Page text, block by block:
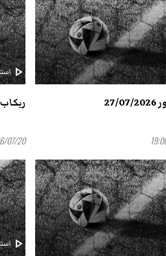
play_arrow
ريكاب
20 19:00
play_arrow